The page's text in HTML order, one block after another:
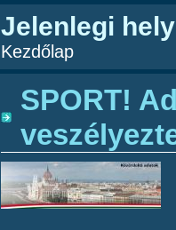
Jelenlegi hely
Kezdőlap
SPORT!